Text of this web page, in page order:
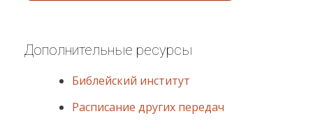
Дополнительные ресурсы
Библейский институт
Расписание других передач